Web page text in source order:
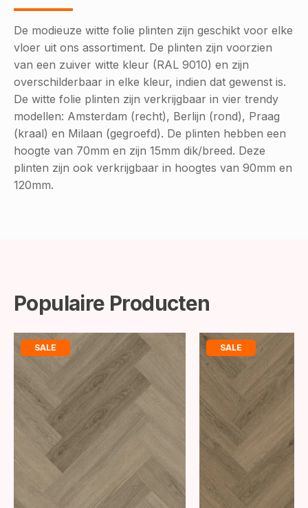
De modieuze witte folie plinten zijn geschikt voor elke
vloer uit ons assortiment. De plinten zijn voorzien
van een zuiver witte kleur (RAL 9010) en zijn
overschilderbaar in elke kleur, indien dat gewenst is.
De witte folie plinten zijn verkrijgbaar in vier trendy
modellen: Amsterdam (recht), Berlijn (rond), Praag
(kraal) en Milaan (gegroefd). De plinten hebben een
hoogte van 70mm en zijn 15mm dik/breed. Deze
plinten zijn ook verkrijgbaar in hoogtes van 90mm en
120mm.
Populaire Producten
SALE SALE